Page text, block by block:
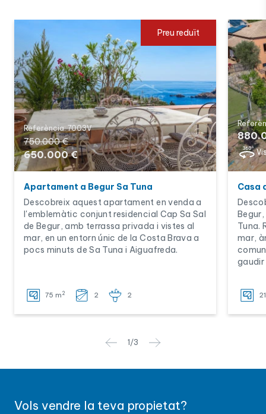
Preu reduït
Referència: 7003V
750.000 €
650.000 €
Apartament a Begur Sa Tuna
Descobreix aquest apartament en venda a
l'emblemàtic conjunt residencial Cap Sa Sal
de Begur, amb terrassa privada i vistes al
mar, en un entorn únic de la Costa Brava a
pocs minuts de Sa Tuna i Aiguafreda.
75 m 2 2 2
Casa
Tuna.
mar,
gaudir
1 /3
Vols vendre la teva propietat?